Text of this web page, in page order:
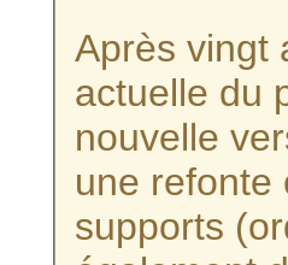
Après vingt
actuelle du
nouvelle
une refonte
supports